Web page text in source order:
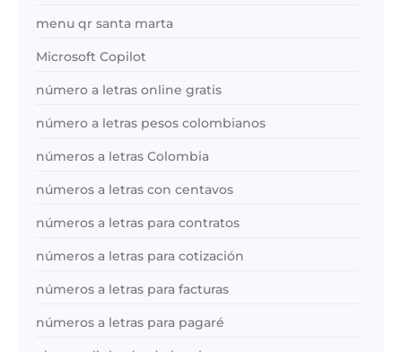
menu qr santa marta
Microsoft Copilot
número a letras online gratis
número a letras pesos colombianos
números a letras Colombia
números a letras con centavos
números a letras para contratos
números a letras para cotización
números a letras para facturas
números a letras para pagaré